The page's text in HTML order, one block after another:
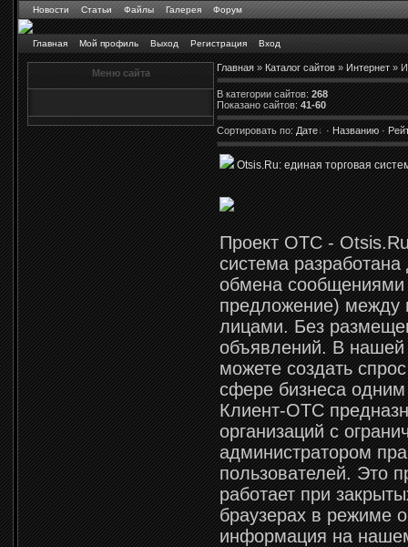
Новости Статьи Файлы Галерея Форум
Главная Мой профиль Выход Регистрация Вход
Меню сайта Главная»Каталог сайтов»Интернет»
В категории сайтов:268
Показано сайтов:41-60
Сортировать по:Дате ·Названию·
Otsis.Ru: единая торговая
Проект ОТС -
система разработана
обмена сообщениями
предложение) между
лицами. Без
объявлений. В
можете создать
сфере бизнеса
Клиент-ОТС
организаций с
администратором
пользователей. Это
работает при
браузерах в режиме
информация на